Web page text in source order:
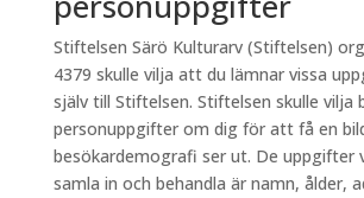
Stiftelsen Särö Kulturarv (Stiftelsen)
4379 skulle vilja att du lämnar vissa
själv till Stiftelsen. Stiftelsen skulle vilja
personuppgifter om dig för att få en
besökardemografi ser ut. De uppgifter
samla in och behandla är namn, ålder,